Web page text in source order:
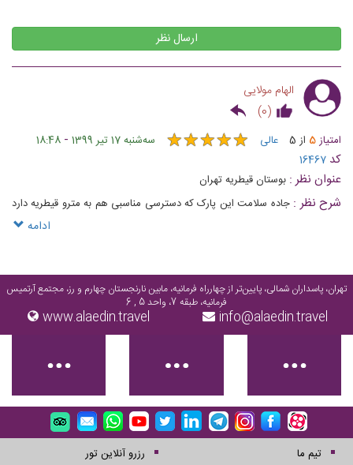
ارسال نظر
الهام مولایی
(
0
)
امتیاز5 از 5 عالی ★★★★★
★★★★★ ﺳﻪشنبه 17 تیر 1399 -
18:48
کد 16467
عنوان نظر : بوستان قیطریه تهران
شرح نظر : جاده سلامت این پارک که دسترسی مناسبی هم به مترو قیطریه دارد
ادامه
تهران، پاسداران شمالی، پایین‌تر از چهارراه فرمانیه، مابین نارنجستان چهارم و رز، مجتمع آرتمیس
فرمانیه، طبقه 7، واحد 5 , 6
info@alaedin.travel
www.alaedin.travel
تیم ما
رزرو آنلاین تور